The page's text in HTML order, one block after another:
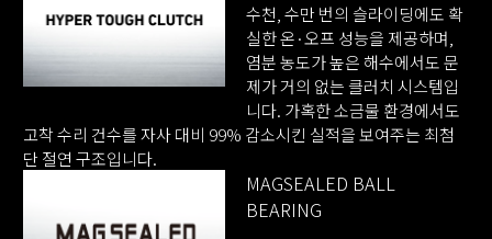
수천, 수만 번의 슬라이딩에도 확
실한 온·오프 성능을 제공하며,
염분 농도가 높은 해수에서도 문
제가 거의 없는 클러치 시스템입
니다. 가혹한 소금물 환경에서도
고착 수리 건수를 자사 대비 99% 감소시킨 실적을 보여주는 최첨
단 절연 구조입니다.
MAGSEALED BALL
BEARING